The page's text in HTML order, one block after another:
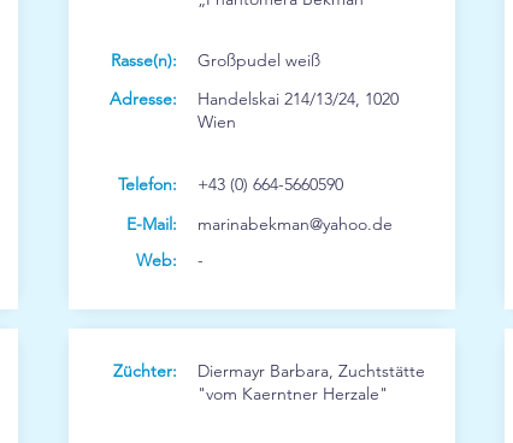
Rasse(n):
Adresse:
Großpudel weiß
Handelskai 214/13/24, 1020
Wien
Telefon:
+43 (0) 664-5660590
E-Mail:
Web:
marinabekman@yahoo.de
-
Züchter:
Diermayr Barbara, Zuchtstätte
"vom Kaerntner Herzale"